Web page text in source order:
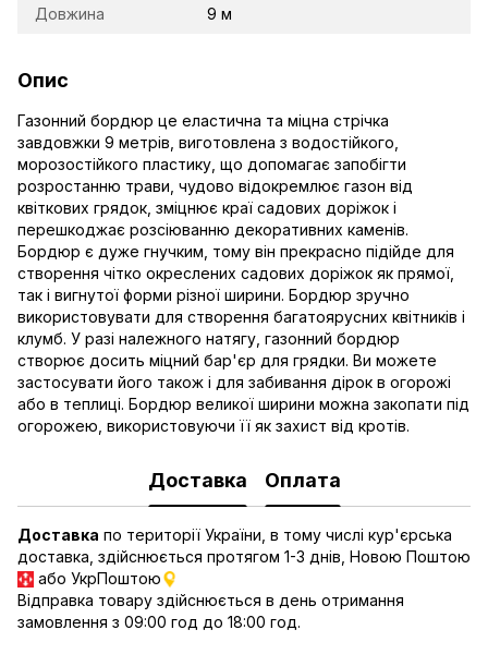
Довжина 9 м
Опис
Газонний бордюр це еластична та міцна стрічка
завдовжки 9 метрів, виготовлена з водостійкого,
морозостійкого пластику, що допомагає запобігти
розростанню трави, чудово відокремлює газон від
квіткових грядок, зміцнює краї садових доріжок і
перешкоджає розсіюванню декоративних каменів.
Бордюр є дуже гнучким, тому він прекрасно підійде для
створення чітко окреслених садових доріжок як прямої,
так і вигнутої форми різної ширини. Бордюр зручно
використовувати для створення багатоярусних квітників і
клумб. У разі належного натягу, газонний бордюр
створює досить міцний бар'єр для грядки. Ви можете
застосувати його також і для забивання дірок в огорожі
або в теплиці. Бордюр великої ширини можна закопати під
огорожею, використовуючи її як захист від кротів.
Доставка Оплата
Доставка по території України, в тому числі кур'єрська
доставка, здійснюється протягом 1-3 днів, Новою Поштою
або УкрПоштою
Відправка товару здійснюється в день отримання
замовлення з 09:00 год до 18:00 год.